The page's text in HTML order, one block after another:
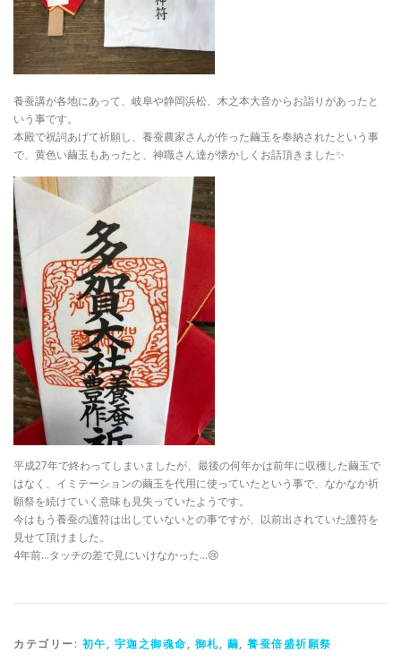
養蚕講が各地にあって、岐阜や静岡浜松、木之本大音からお詣りがあったと
いう事です。
本殿で祝詞あげて祈願し、養蚕農家さんが作った繭玉を奉納されたという事
で、黄色い繭玉もあったと、神職さん達が懐かしくお話頂きました✨
平成27年で終わってしまいましたが、最後の何年かは前年に収穫した繭玉で
はなく、イミテーションの繭玉を代用に使っていたという事で、なかなか祈
願祭を続けていく意味も見失っていたようです。
今はもう養蚕の護符は出していないとの事ですが、以前出されていた護符を
見せて頂けました。
4年前…タッチの差で見にいけなかった…😢
カテゴリー: 初午, 宇迦之御魂命, 御札, 繭, 養蚕倍盛祈願祭